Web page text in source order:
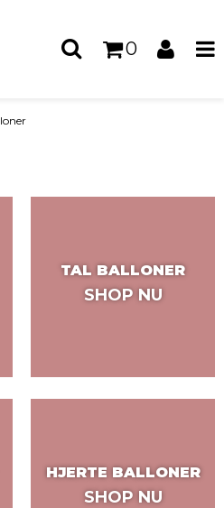
0
TAL BALLONER
SHOP NU
HJERTE BALLONER
SHOP NU